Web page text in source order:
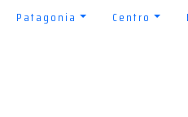
Patagonia Centro